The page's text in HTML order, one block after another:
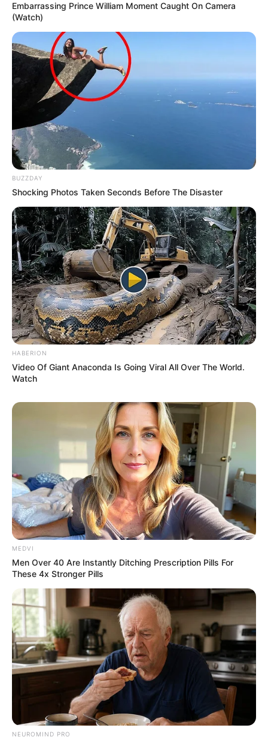
Embarrassing Prince William Moment Caught On Camera
(Watch)
BUZZDAY
Shocking Photos Taken Seconds Before The Disaster
HABERION
Video Of Giant Anaconda Is Going Viral All Over The World.
Watch
MEDVI
Men Over 40 Are Instantly Ditching Prescription Pills For
These 4x Stronger Pills
NEUROMIND PRO